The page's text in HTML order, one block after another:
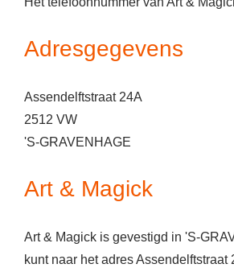
Adresgegevens
Assendelftstraat 24A
2512 VW
'S-GRAVENHAGE
Art & Magick
Art & Magick is gevestigd in 'S-
kunt naar het adres Assendelftstraat